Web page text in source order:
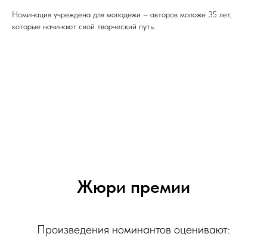
Номинация учреждена для молодежи – авторов моложе 35 лет,
которые начинают свой творческий путь.
Жюри премии
Произведения номинантов оценивают: